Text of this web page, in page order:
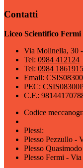
Contatti
Liceo Scientifico
Via Molinella, 30
Tel: 0984 412124
Tel: 0984 1861915
Email:
PEC:
C.F.:
Codice
Plessi:
Plesso Pezzullo -
Plesso
Plesso Fermi -